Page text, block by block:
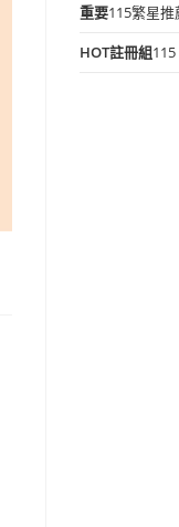
重要115繁星
HOT註冊組